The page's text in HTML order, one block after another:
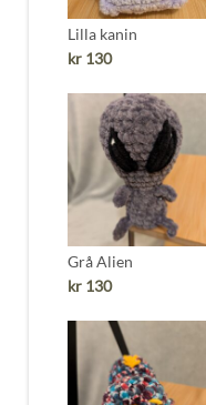
Lilla kanin
kr130
Grå Alien
kr130